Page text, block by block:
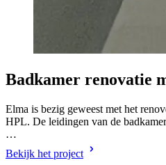
Badkamer renovatie
Elma is bezig geweest met het
HPL. De leidingen van de
…
Bekijk het project